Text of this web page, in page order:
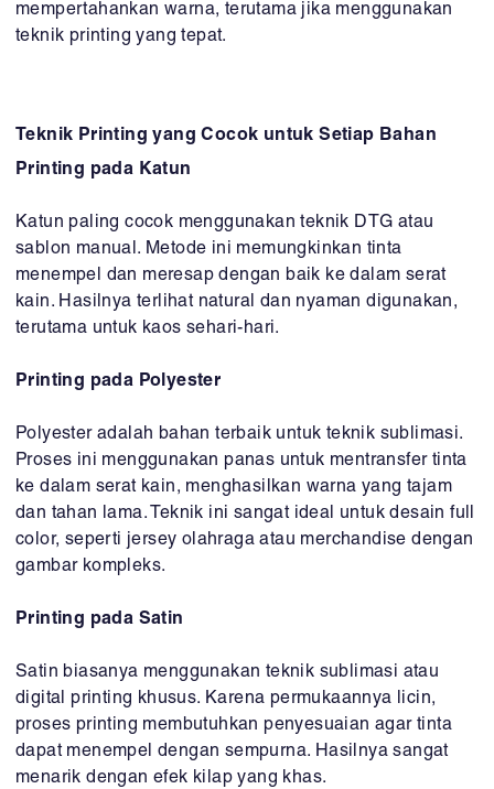
mempertahankan warna, terutama jika menggunakan
teknik printing yang tepat.
Teknik Printing yang Cocok untuk Setiap Bahan
Printing pada Katun
Katun paling cocok menggunakan teknik DTG atau
sablon manual. Metode ini memungkinkan tinta
menempel dan meresap dengan baik ke dalam serat
kain. Hasilnya terlihat natural dan nyaman digunakan,
terutama untuk kaos sehari-hari.
Printing pada Polyester
Polyester adalah bahan terbaik untuk teknik sublimasi.
Proses ini menggunakan panas untuk mentransfer tinta
ke dalam serat kain, menghasilkan warna yang tajam
dan tahan lama. Teknik ini sangat ideal untuk desain full
color, seperti jersey olahraga atau merchandise dengan
gambar kompleks.
Printing pada Satin
Satin biasanya menggunakan teknik sublimasi atau
digital printing khusus. Karena permukaannya licin,
proses printing membutuhkan penyesuaian agar tinta
dapat menempel dengan sempurna. Hasilnya sangat
menarik dengan efek kilap yang khas.